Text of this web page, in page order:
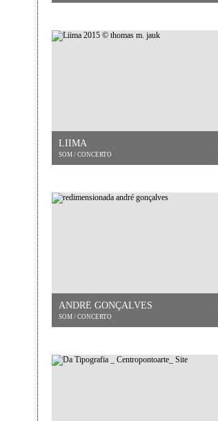
LIIMA
SOM / CONCERTO
ANDRÉ GONÇALVES
SOM / CONCERTO